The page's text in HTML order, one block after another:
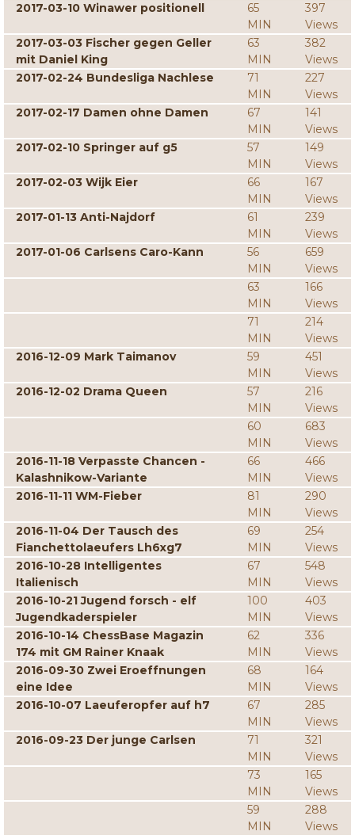
2017-03-10 Winawer positionell
65
MIN
397
Views
2017-03-03 Fischer gegen Geller
mit Daniel King
63
MIN
382
Views
2017-02-24 Bundesliga Nachlese
71
MIN
227
Views
2017-02-17 Damen ohne Damen
67
MIN
141
Views
2017-02-10 Springer auf g5
57
MIN
149
Views
2017-02-03 Wijk Eier
66
MIN
167
Views
2017-01-13 Anti-Najdorf
61
MIN
239
Views
2017-01-06 Carlsens Caro-Kann
56
MIN
659
Views
63
MIN
166
Views
71
MIN
214
Views
2016-12-09 Mark Taimanov
59
MIN
451
Views
2016-12-02 Drama Queen
57
MIN
216
Views
60
MIN
683
Views
2016-11-18 Verpasste Chancen -
Kalashnikow-Variante
66
MIN
466
Views
2016-11-11 WM-Fieber
81
MIN
290
Views
2016-11-04 Der Tausch des
Fianchettolaeufers Lh6xg7
69
MIN
254
Views
2016-10-28 Intelligentes
Italienisch
67
MIN
548
Views
2016-10-21 Jugend forsch - elf
Jugendkaderspieler
100
MIN
403
Views
2016-10-14 ChessBase Magazin
174 mit GM Rainer Knaak
62
MIN
336
Views
2016-09-30 Zwei Eroeffnungen
eine Idee
68
MIN
164
Views
2016-10-07 Laeuferopfer auf h7
67
MIN
285
Views
2016-09-23 Der junge Carlsen
71
MIN
321
Views
73
MIN
165
Views
59
MIN
288
Views